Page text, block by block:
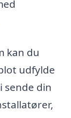
kan du
udfylde
sende din